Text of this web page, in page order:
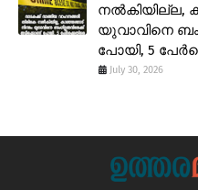
നൽകിയില്ല,
യുവാവിനെ
പോയി, 5
July 30, 2026